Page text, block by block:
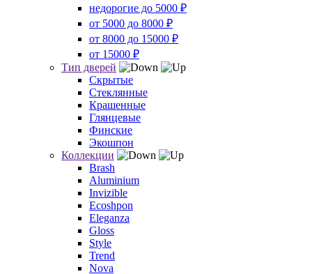
недорогие до 5000 ₽
от 5000 до 8000 ₽
от 8000 до 15000 ₽
от 15000 ₽
Тип дверей
Скрытые
Стеклянные
Крашенные
Глянцевые
Финские
Экошпон
Коллекции
Brash
Aluminium
Invizible
Ecoshpon
Eleganza
Gloss
Style
Trend
Nova